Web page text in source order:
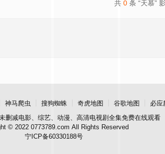
共 0 条 “天慕”
神马爬虫 搜狗蜘蛛 奇虎地图 谷歌地图
必应
删减电影、综艺、动漫、高清电视剧全集免费在线观看
© 2022 0773789.com All Rights Reserved
宁ICP备60330188号